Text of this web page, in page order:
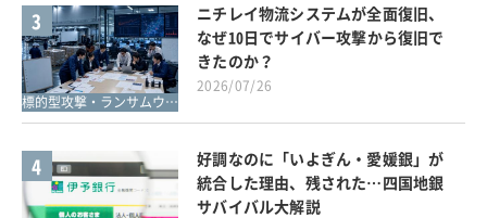
3
標的型攻撃・ランサムウェア対策
ニチレイ物流システムが全面復旧、
なぜ10日でサイバー攻撃から復旧で
きたのか？
2026/07/26
4
好調なのに「いよぎん・愛媛銀」が
統合した理由、残された…四国地銀
サバイバル大解説